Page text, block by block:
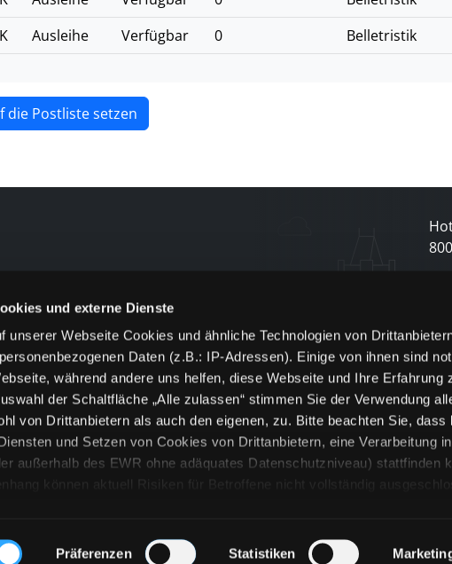
und externe Dienste
unserer Webseite Cookies und ähnliche Technologien von
Daten (z.B.: IP-Adressen). Einige von ihnen sind
während andere uns helfen, diese Webseite und Ihre Erfahrung
der Schaltfläche „Alle zulassen“ stimmen Sie der Verwendung
von Drittanbietern als auch den eigenen, zu. Bitte beachten Sie, dass
und Setzen von Cookies von Drittanbietern, eine Verarbeitung
außerhalb des EWR ohne adäquates Datenschutzniveau) stattfinden
können aktuell Risiken für Betroffene nicht vollständig
Sie Erklärungen zu den verschiedenen Kategorien von Cookies
Präferenzen Statistiken
Ausleihe Verfügbar 0 Belletristik
die Postliste setzen
800